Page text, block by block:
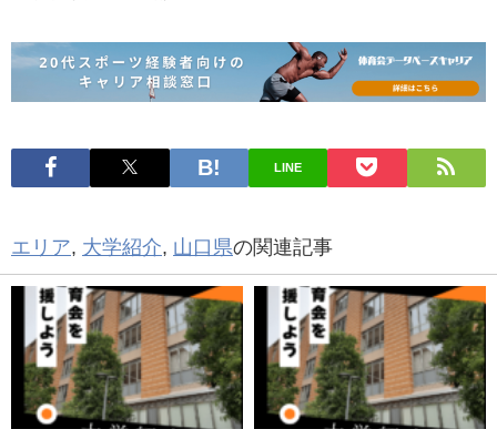
LINE
エリア 大学紹介 山口県の関連記事